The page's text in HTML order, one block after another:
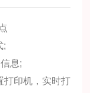
;
息;
打印机，实时打